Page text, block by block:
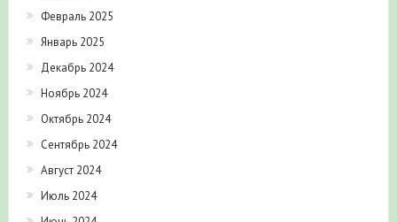
Февраль 2025
Январь 2025
Декабрь 2024
Ноябрь 2024
Октябрь 2024
Сентябрь 2024
Август 2024
Июль 2024